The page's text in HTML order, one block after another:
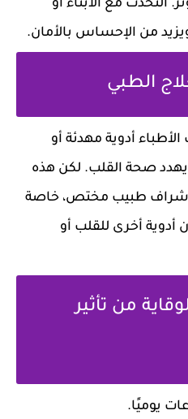
التحدث مع الأبناء أو
من الإحساس بالأمان.
الطبي
أدوية مهدئة أو
يهدد صحة القلب. لكن هذه
إشراف طبيب مختص، خاصة
أدوية أخرى للقلب أو
من تأثير